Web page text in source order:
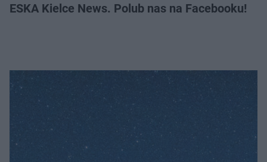
ESKA Kielce News. Polub nas na Facebooku!